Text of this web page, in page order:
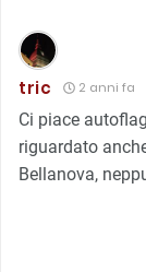
tric 2 anni fa
Ci piace
riguardato
Bellanova,